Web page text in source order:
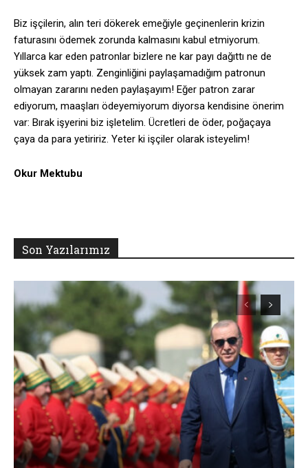
Biz işçilerin, alın teri dökerek emeğiyle geçinenlerin krizin
faturasını ödemek zorunda kalmasını kabul etmiyorum.
Yıllarca kar eden patronlar bizlere ne kar payı dağıttı ne de
yüksek zam yaptı. Zenginliğini paylaşamadığım patronun
olmayan zararını neden paylaşayım! Eğer patron zarar
ediyorum, maaşları ödeyemiyorum diyorsa kendisine önerim
var: Bırak işyerini biz işletelim. Ücretleri de öder, poğaçaya
çaya da para yetiririz. Yeter ki işçiler olarak isteyelim!
Okur Mektubu
Son Yazılarımız